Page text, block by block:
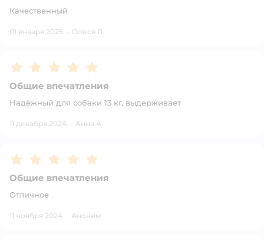
Качественный
01 января 2025 · Олеся Л.
Рейтинг:5
Общие впечатления
Надёжный для собаки 13 кг, выдерживает
11 декабря 2024 · Анна А.
Рейтинг:5
Общие впечатления
Отличное
11 ноября 2024 · Аноним